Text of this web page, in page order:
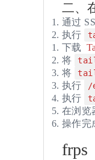
二、
通过
执行
下载
将
将
执行
/
执行
在浏览
操作完
frps